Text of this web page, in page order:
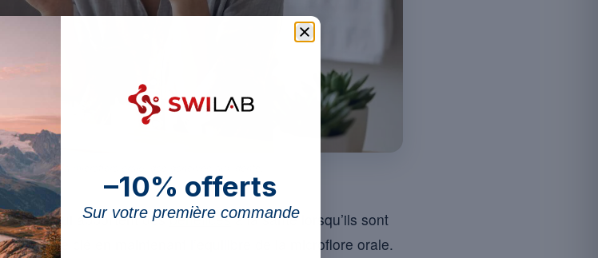
de la microflore orale, des gencives aux dents.
qui apportent desbénéficesà la santé lorsqu’ils sont
un rôle clé en maintenant l’équilibre de la microflore orale.
–10% offerts
Sur votre première commande